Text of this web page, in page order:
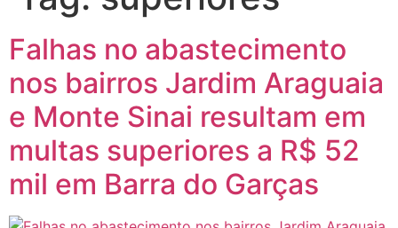
Falhas no abastecimento
nos bairros Jardim Araguaia
e Monte Sinai resultam em
multas superiores a R$ 52
mil em Barra do Garças